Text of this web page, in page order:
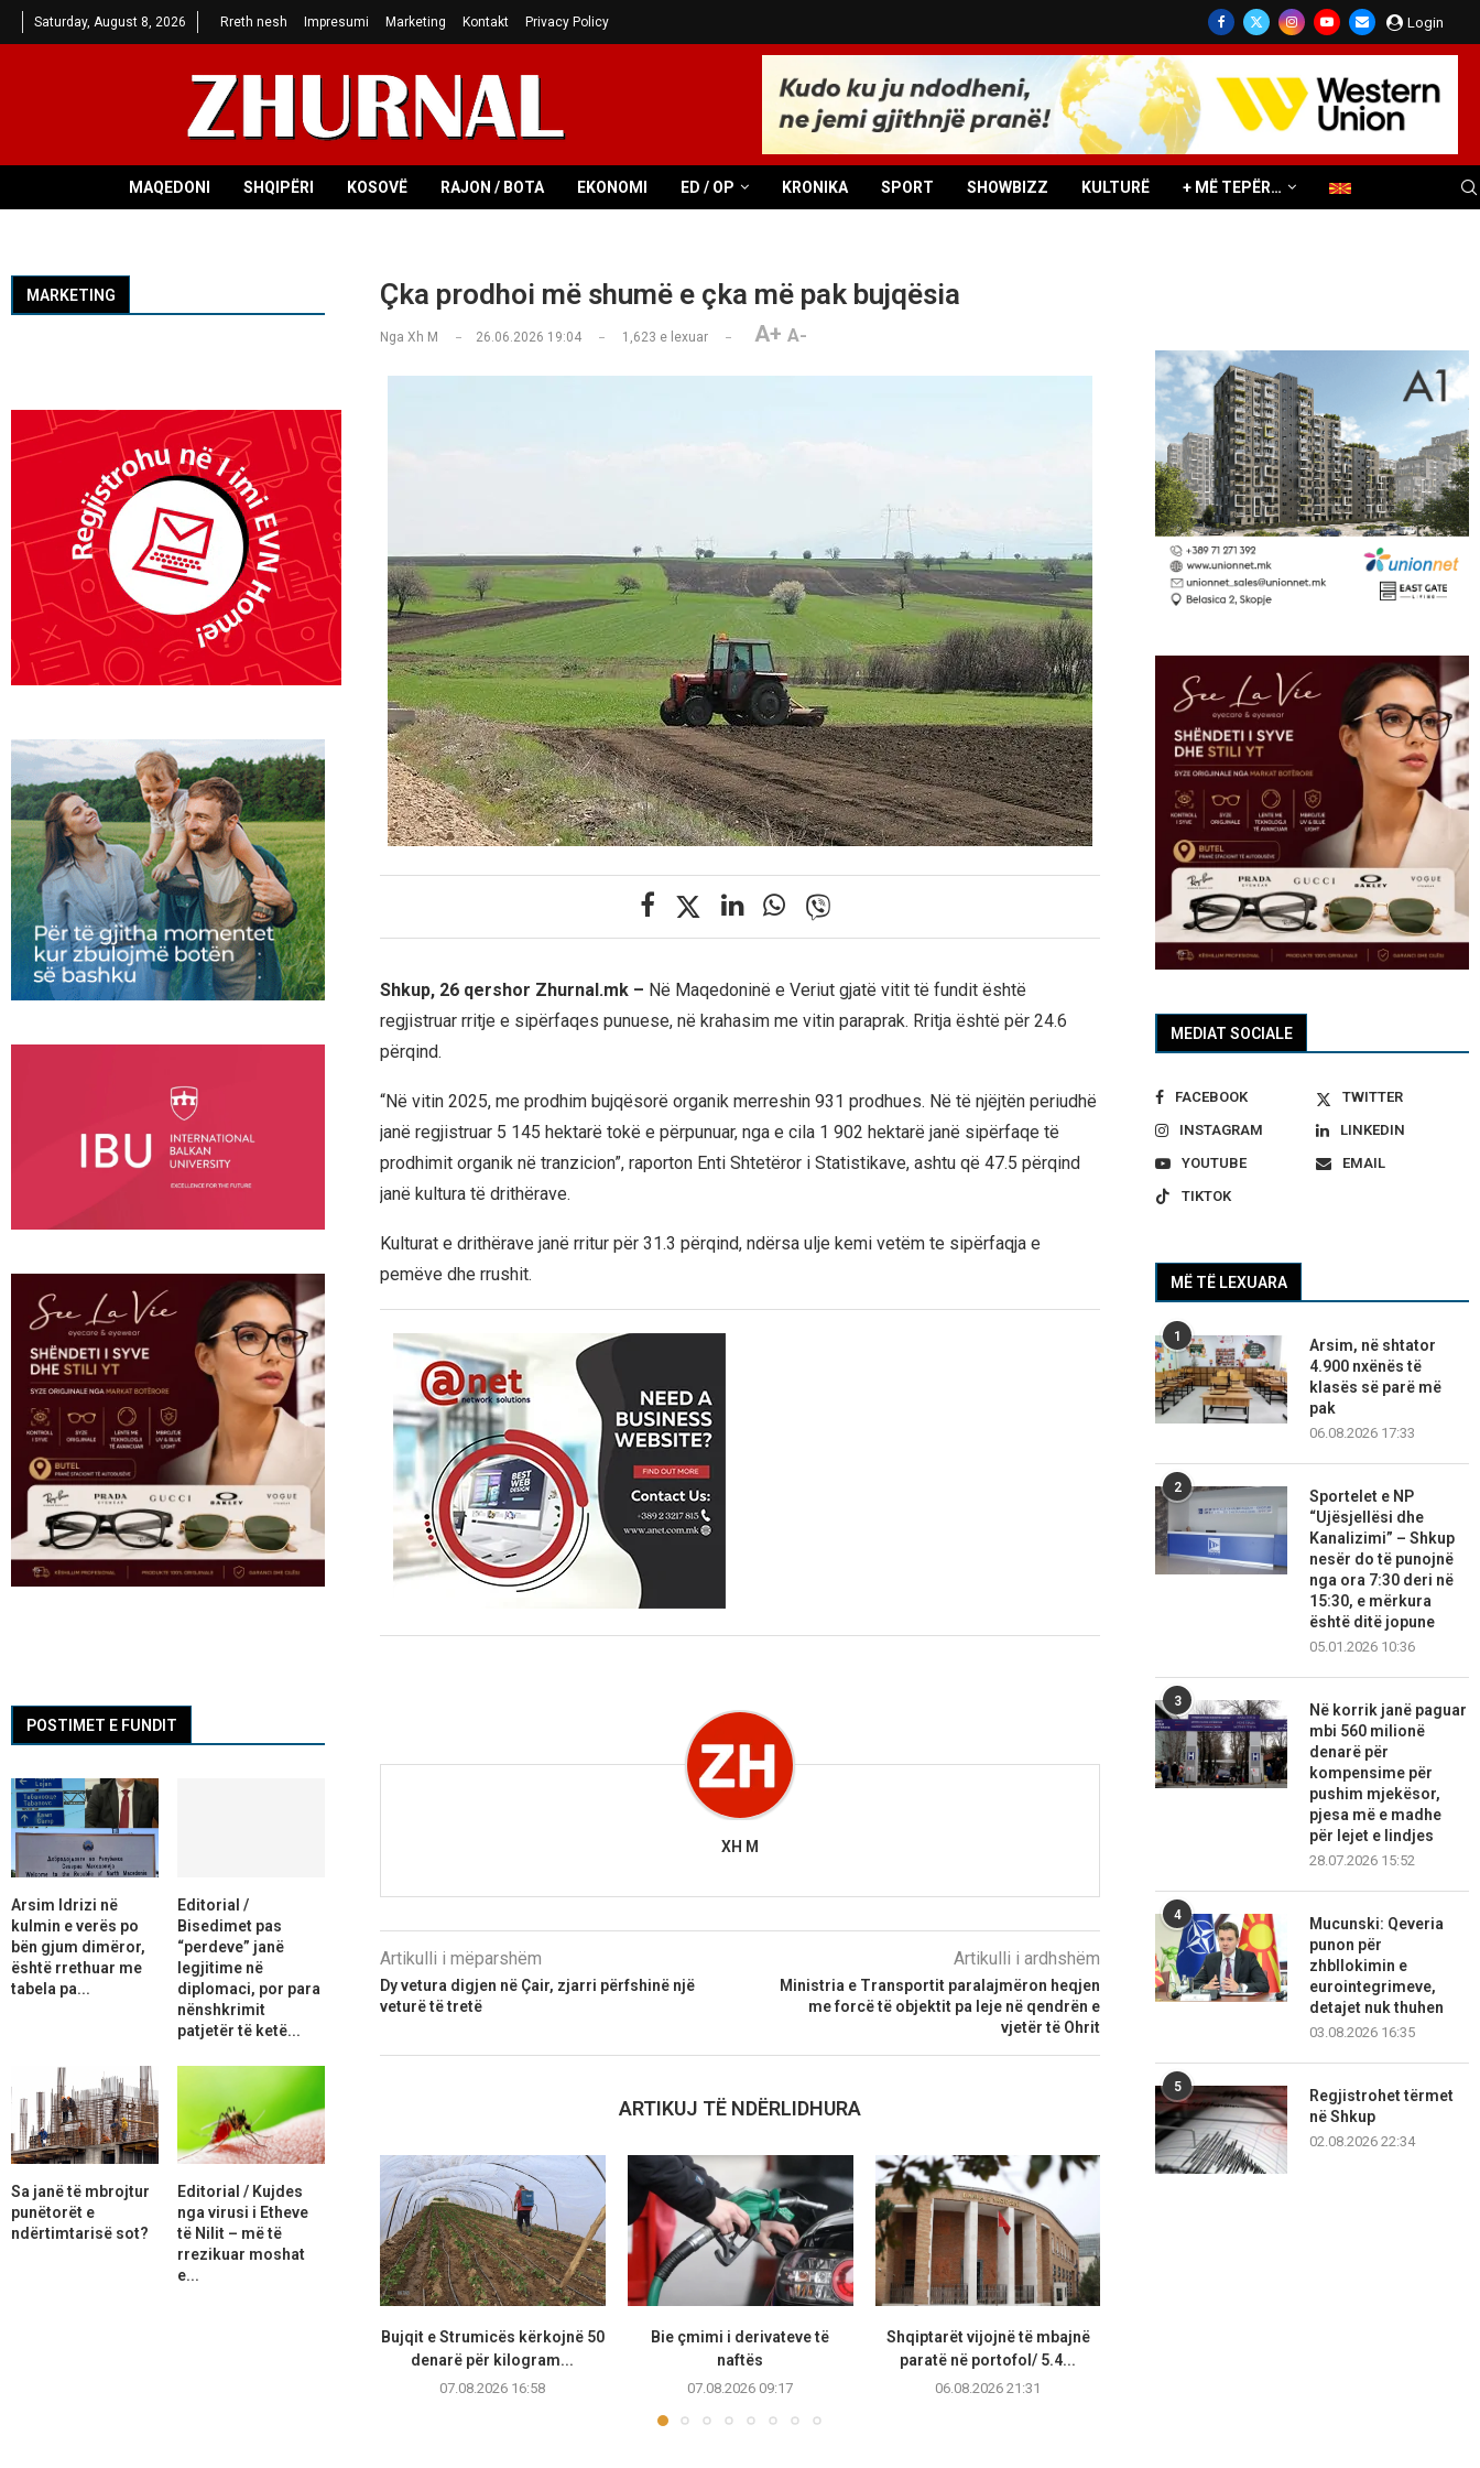
Saturday, August 8, 2026 Rreth nesh Impresumi Marketing Kontakt Privacy Policy Login
MAQEDONI SHQIPËRI KOSOVË RAJON / BOTA EKONOMI ED / OP KRONIKA SPORT SHOWBIZZ KULTURË + MË TEPËR…
Çka prodhoi më shumë e çka më pak bujqësia
Nga Xh M 26.06.2026 19:04 1,623 e lexuar A+ A-
Shkup, 26 qershor Zhurnal.mk – Në Maqedoninë e Veriut gjatë vitit të fundit është
regjistruar rritje e sipërfaqes punuese, në krahasim me vitin paraprak. Rritja është për 24.6
përqind.
“Në vitin 2025, me prodhim bujqësorë organik merreshin 931 prodhues. Në të njëjtën periudhë
janë regjistruar 5 145 hektarë tokë e përpunuar, nga e cila 1 902 hektarë janë sipërfaqe të
prodhimit organik në tranzicion”, raporton Enti Shtetëror i Statistikave, ashtu që 47.5 përqind
janë kultura të drithërave.
Kulturat e drithërave janë rritur për 31.3 përqind, ndërsa ulje kemi vetëm te sipërfaqja e
pemëve dhe rrushit.
XH M
Artikulli i mëparshëm
Dy vetura digjen në Çair, zjarri përfshinë një
veturë të tretë
Artikulli i ardhshëm
Ministria e Transportit paralajmëron heqjen
me forcë të objektit pa leje në qendrën e
vjetër të Ohrit
ARTIKUJ TË NDËRLIDHURA
Bujqit e Strumicës kërkojnë 50
denarë për kilogram...
07.08.2026 16:58
Bie çmimi i derivateve të
naftës
07.08.2026 09:17
Shqiptarët vijojnë të mbajnë
paratë në portofol/ 5.4...
06.08.2026 21:31
MEDIAT SOCIALE
FACEBOOK
TWITTER
INSTAGRAM
LINKEDIN
YOUTUBE
EMAIL
TIKTOK
MË TË LEXUARA
1
Arsim, në shtator
4.900 nxënës të
klasës së parë më
pak
06.08.2026 17:33
2
Sportelet e NP
“Ujësjellësi dhe
Kanalizimi” – Shkup
nesër do të punojnë
nga ora 7:30 deri në
15:30, e mërkura
është ditë jopune
05.01.2026 10:36
3
Në korrik janë paguar
mbi 560 milionë
denarë për
kompensime për
pushim mjekësor,
pjesa më e madhe
për lejet e lindjes
28.07.2026 15:52
4
Mucunski: Qeveria
punon për
zhbllokimin e
eurointegrimeve,
detajet nuk thuhen
03.08.2026 16:35
5
Regjistrohet tërmet
në Shkup
02.08.2026 22:34
MARKETING
POSTIMET E FUNDIT
Arsim Idrizi në
kulmin e verës po
bën gjum dimëror,
është rrethuar me
tabela pa...
Editorial /
Bisedimet pas
“perdeve” janë
legjitime në
diplomaci, por para
nënshkrimit
patjetër të ketë...
Sa janë të mbrojtur
punëtorët e
ndërtimtarisë sot?
Editorial / Kujdes
nga virusi i Etheve
të Nilit – më të
rrezikuar moshat
e...